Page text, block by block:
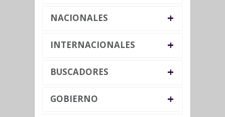
NACIONALES +
INTERNACIONALES +
BUSCADORES +
GOBIERNO +